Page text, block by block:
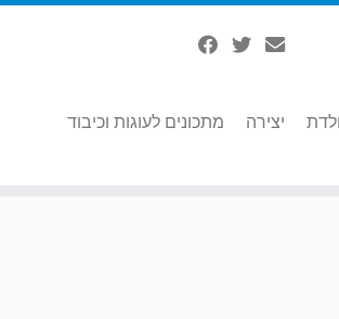
יצירה
מתכונים לעוגות וכיבוד